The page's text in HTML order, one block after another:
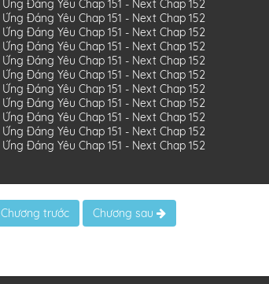
Chương trước Chương sau